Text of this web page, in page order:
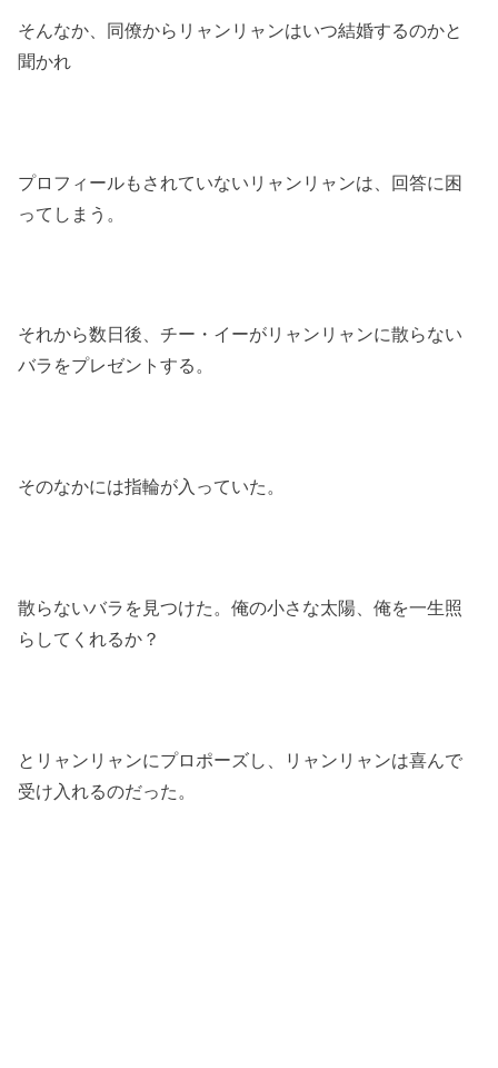
そんなか、同僚からリャンリャンはいつ結婚するのかと
聞かれ
プロフィールもされていないリャンリャンは、回答に困
ってしまう。
それから数日後、チー・イーがリャンリャンに散らない
バラをプレゼントする。
そのなかには指輪が入っていた。
散らないバラを見つけた。俺の小さな太陽、俺を一生照
らしてくれるか？
とリャンリャンにプロポーズし、リャンリャンは喜んで
受け入れるのだった。